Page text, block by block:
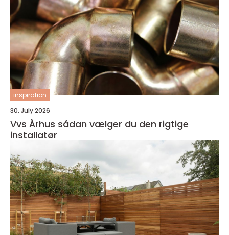
inspiration
30. July 2026
Vvs Århus sådan vælger du den rigtige
installatør